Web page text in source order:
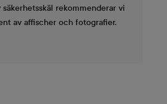
rekommenderar vi
av affischer och fotografier.